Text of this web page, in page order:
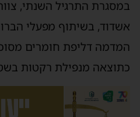
במסגרת התרגיל השנתי,
אשדוד, בשיתוף מפעלי
המדמה דליפת חומרים
כתוצאה מנפילת רקטות